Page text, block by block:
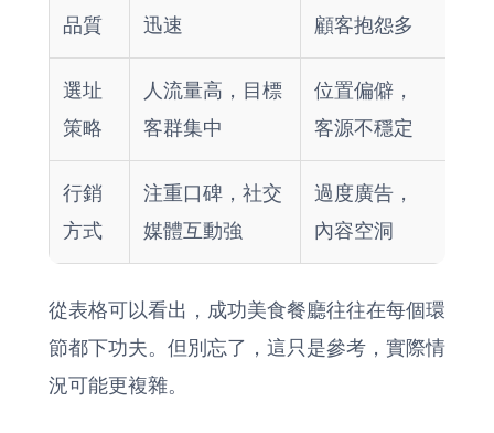
品質
迅速
顧客抱怨多
選址
策略
人流量高，目標
客群集中
位置偏僻，
客源不穩定
行銷
方式
注重口碑，社交
媒體互動強
過度廣告，
內容空洞
從表格可以看出，成功美食餐廳往往在每個環
節都下功夫。但別忘了，這只是參考，實際情
況可能更複雜。